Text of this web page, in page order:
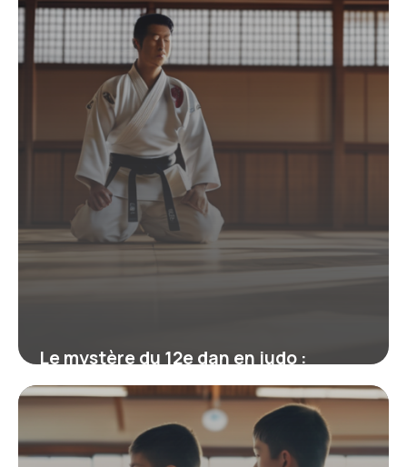
19 juin 2026
Le mystère du 12e dan en judo :
mythe, réalité et héritage de Jigoro
Kano
19 juin 2026